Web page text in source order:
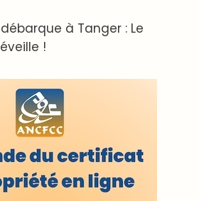
à Tanger : Le
!